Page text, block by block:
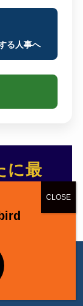
る人事へ
に最
を1
き続き閲覧する
れます。